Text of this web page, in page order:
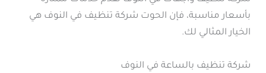
بأسعار مناسبة، فإن الحوت شركة تنظيف في النوف هي
الخيار المثالي لك.
شركة تنظيف بالساعة في النوف